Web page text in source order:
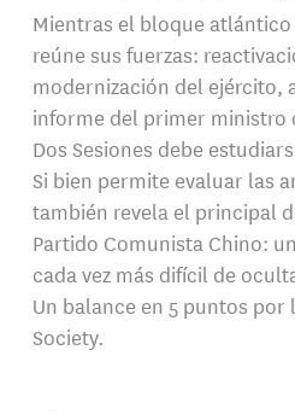
Mientras el bloque
reúne sus fuerzas:
modernización del
informe del primer ministro
Dos Sesiones debe
Si bien permite evaluar las
también revela el principal
Partido Comunista Chino:
cada vez más difícil de
Un balance en 5 puntos por
Society.